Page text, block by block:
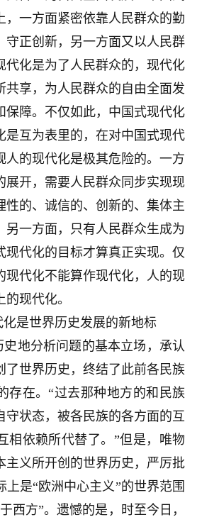
，一方面紧密依靠人民群众的勤
守正创新，另一方面又以人民群
代化是为了人民群众的，现代化
共享，为人民群众的自由全面发
保障。不仅如此，中国式现代化
是互为表里的，在对中国式现代
人的现代化是极其危险的。一方
展开，需要人民群众同步实现现
性的、诚信的、创新的、集体主
另一方面，只有人民群众生成为
现代化的目标才算真正实现。仅
现代化不能算作现代化，人的现
现代化。
是世界历史发展的新地标
史地分析问题的基本立场，承认
了世界历史，终结了此前各民族
存在。“过去那种地方的和民族
守状态，被各民族的各方面的互
相依赖所代替了。”但是，唯物
主义所开创的世界历史，严厉批
上是“欧洲中心主义”的世界范围
西方”。遗憾的是，时至今日，